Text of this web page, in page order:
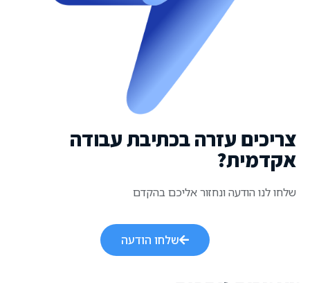
צריכים עזרה בכתיבת עבודה
אקדמית?
שלחו לנו הודעה ונחזור אליכם בהקדם
שלחו הודעה